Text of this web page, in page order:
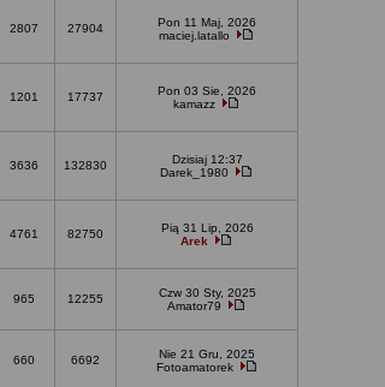
2807 27904
Pon 11 Maj, 2026
maciej.latallo
1201 17737
Pon 03 Sie, 2026
kamazz
3636 132830
Dzisiaj 12:37
Darek_1980
4761 82750
Pią 31 Lip, 2026
Arek
965 12255
Czw 30 Sty, 2025
Amator79
660 6692
Nie 21 Gru, 2025
Fotoamatorek